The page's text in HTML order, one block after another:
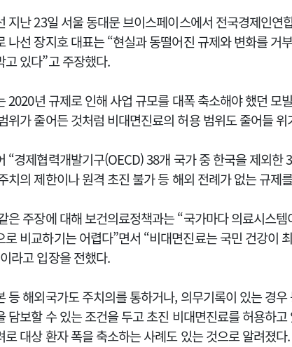
지난 23일 서울 동대문 브이스페이스에서 전국경제인연
나선 장지호 대표는 “현실과 동떨어진 규제와 변화를 거
고 있다”고 주장했다.
2020년 규제로 인해 사업 규모를 대폭 축소해야 했던 모
위가 줄어든 것처럼 비대면진료의 허용 범위도 줄어들
“경제협력개발기구(OECD) 38개 국가 중 한국을 제외
치의 제한이나 원격 초진 불가 등 해외 전례가 없는 규제
은 주장에 대해 보건의료정책과는 “국가마다 의료시스
로 비교하기는 어렵다”면서 “비대면진료는 국민 건강이
라고 입장을 전했다.
등 해외국가도 주치의를 통하거나, 의무기록이 있는 경
담보할 수 있는 조건을 두고 초진 비대면진료를 허용하
로 대상 환자 폭을 축소하는 사례도 있는 것으로 알려졌다.